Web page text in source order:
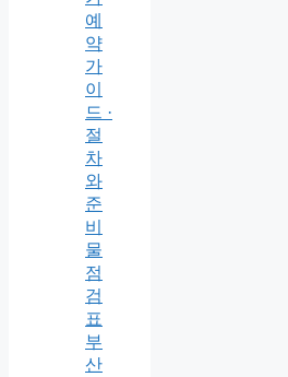
예
약
가
이
드 ·
절
차
와
준
비
물
점
검
표
부
산